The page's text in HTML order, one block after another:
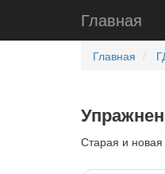
Главная
Главная
Старая и